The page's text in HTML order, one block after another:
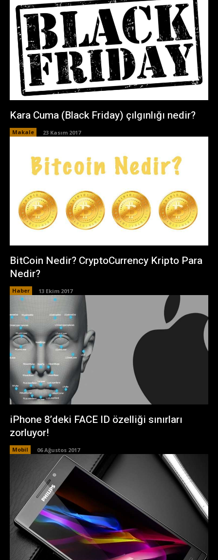
Kara Cuma (Black Friday) çılgınlığı nedir?
Makale 23 Kasım 2017
BitCoin Nedir? CryptoCurrency Kripto Para
Nedir?
Haber 13 Ekim 2017
iPhone 8’deki FACE ID özelliği sınırları
zorluyor!
Mobil 06 Ağustos 2017